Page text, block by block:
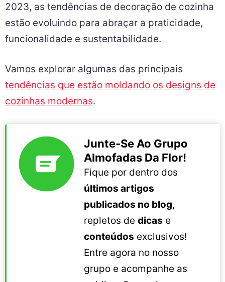
2023, as tendências de decoração de cozinha
estão evoluindo para abraçar a praticidade,
funcionalidade e sustentabilidade.
Vamos explorar algumas das principais
tendências que estão moldando os designs de
cozinhas modernas.
Junte-Se Ao Grupo
Almofadas Da Flor!
Fique por dentro dos
últimos artigos
publicados no blog,
repletos dedicas e
conteúdos exclusivos!
Entre agora no nosso
grupo e acompanhe as